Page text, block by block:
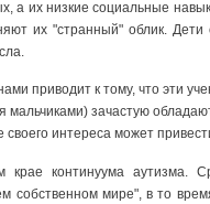
а их низкие социальные
их "странный" облик.
приводит к тому, что эти
зачастую
своего интереса может
крае континуума
собственном мире", в то